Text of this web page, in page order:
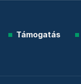
Támogatás